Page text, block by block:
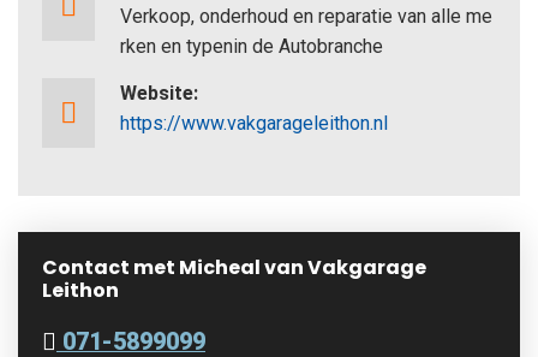
Verkoop, onderhoud en reparatie van alle me
rken en typenin de Autobranche
Website:
https://www.vakgarageleithon.nl
Contact met Micheal van Vakgarage
Leithon
071-5899099